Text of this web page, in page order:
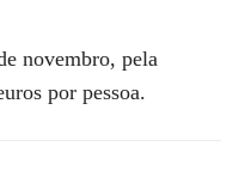
novembro, pela
por pessoa.